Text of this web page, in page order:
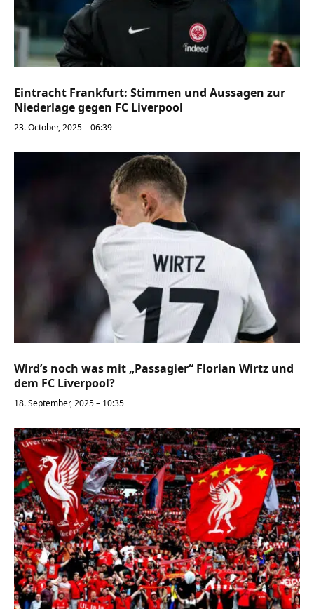
Eintracht Frankfurt: Stimmen und Aussagen zur
Niederlage gegen FC Liverpool
23. October, 2025 – 06:39
Wird’s noch was mit „Passagier“ Florian Wirtz und
dem FC Liverpool?
18. September, 2025 – 10:35